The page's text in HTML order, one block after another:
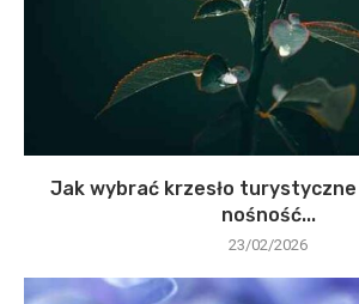
Jak wybrać krzesło turystyczne
nośność...
23/02/2026